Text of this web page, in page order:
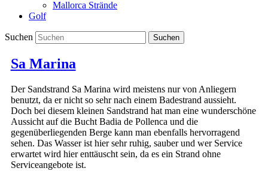
Mallorca Strände
Golf
Suchen
Sa Marina
Der Sandstrand Sa Marina wird meistens nur von Anliegern
benutzt, da er nicht so sehr nach einem Badestrand aussieht.
Doch bei diesem kleinen Sandstrand hat man eine wunderschöne
Aussicht auf die Bucht Badia de Pollenca und die
gegenüberliegenden Berge kann man ebenfalls hervorragend
sehen. Das Wasser ist hier sehr ruhig, sauber und wer Service
erwartet wird hier enttäuscht sein, da es ein Strand ohne
Serviceangebote ist.